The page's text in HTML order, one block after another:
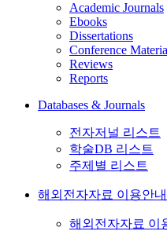
Academic Journals
Ebooks
Dissertations
Conference
Reviews
Reports
Databases & Journals
전자저널 리스트
학술DB 리스트
주제별 리스트
해외전자자료 이용안내
해외전자자료 이